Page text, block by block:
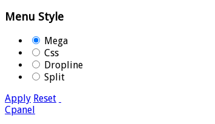
Menu Style
Mega
Css
Dropline
Split
Apply Reset
Cpanel